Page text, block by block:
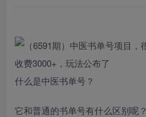
什么是中医书单号？
它和普通的书单号有什么区别呢？